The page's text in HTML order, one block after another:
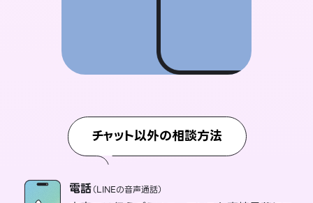
チャット以外の相談方法
電話（LINEの音声通話）